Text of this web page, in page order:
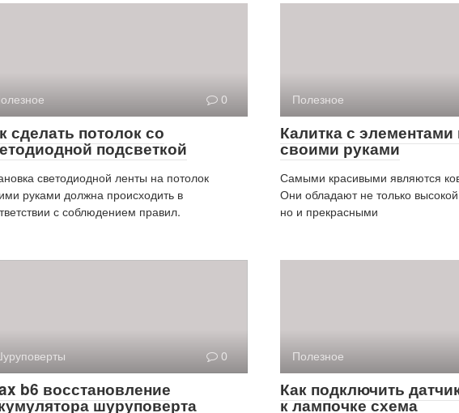
0
сделать потолок со
подсветкой
светодиодной ленты на потолок
руками должна происходить в
с соблюдением правил.
Полезное
Калитка с элементами
своими руками
Самыми красивыми являются
Они обладают не только
но и прекрасными
0
b6 восстановление
шуруповерта
Полезное
Как подключить
к лампочке схема